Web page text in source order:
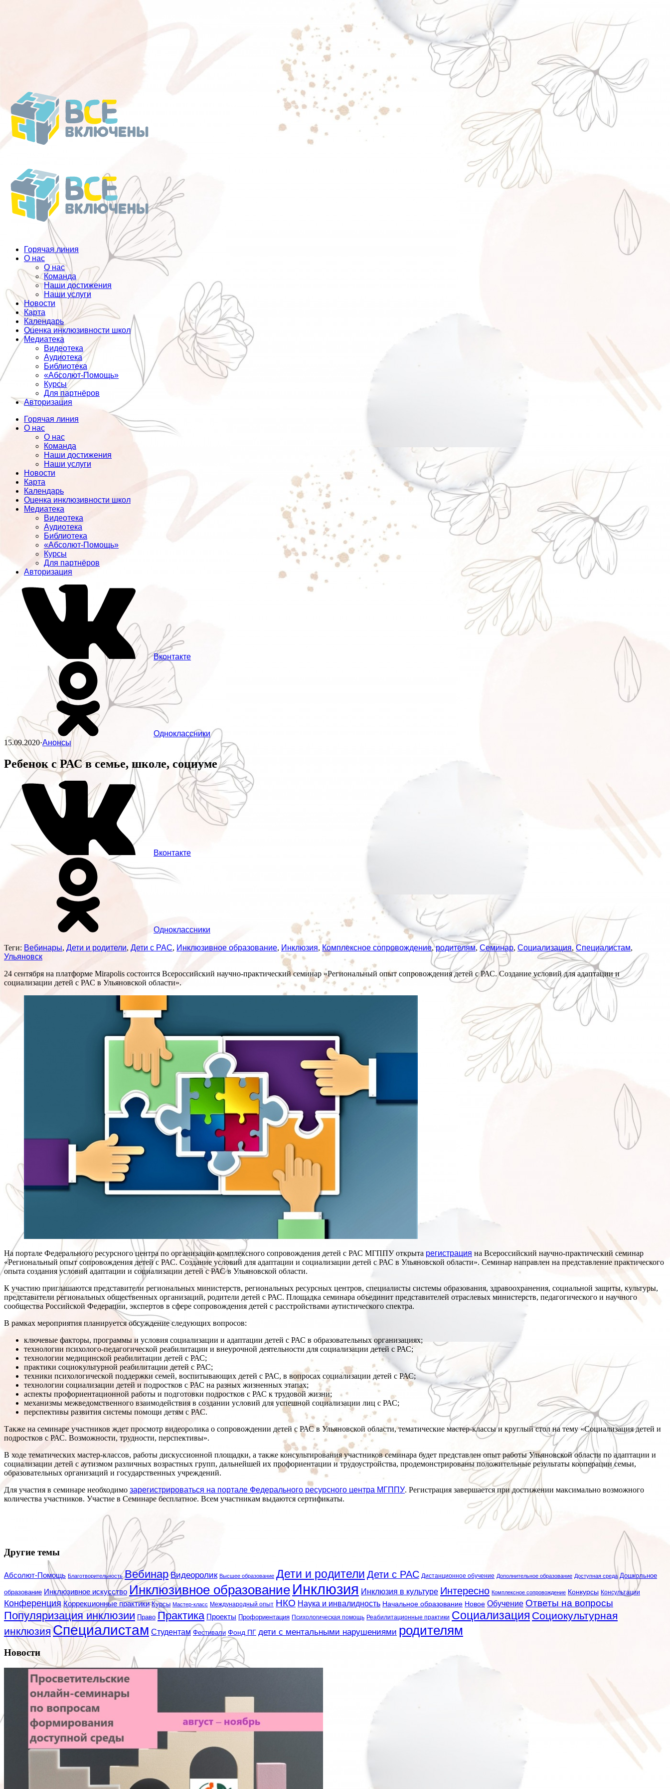
Горячая линия
О нас
О нас
Команда
Наши достижения
Наши услуги
Новости
Карта
Календарь
Оценка инклюзивности школ
Медиатека
Видеотека
Аудиотека
Библиотека
«Абсолют-Помощь»
Курсы
Для партнёров
Авторизация
Горячая линия
О нас
О нас
Команда
Наши достижения
Наши услуги
Новости
Карта
Календарь
Оценка инклюзивности школ
Медиатека
Видеотека
Аудиотека
Библиотека
«Абсолют-Помощь»
Курсы
Для партнёров
Авторизация
Вконтакте
Одноклассники
15.09.2020·Анонсы
Ребенок с РАС в семье, школе, социуме
Вконтакте
Одноклассники
Теги: Вебинары, Дети и родители, Дети с РАС, Инклюзивное образование, Инклюзия, Комплексное сопровождение,родителям, Семинар, Социализация, Специалистам,
Ульяновск
24 сентября на платформе Mirapolis состоится Всероссийский научно-практический семинар «Региональный опыт сопровождения детей с РАС. Создание условий для адаптации и
социализации детей с РАС в Ульяновской области».
На портале Федерального ресурсного центра по организации комплексного сопровождения детей с РАС МГППУ открыта регистрация на Всероссийский научно-практический семинар
«Региональный опыт сопровождения детей с РАС. Создание условий для адаптации и социализации детей с РАС в Ульяновской области». Семинар направлен на представление практического
опыта создания условий адаптации и социализации детей с РАС в Ульяновской области.
К участию приглашаются представители региональных министерств, региональных ресурсных центров, специалисты системы образования, здравоохранения, социальной защиты, культуры,
представители региональных общественных организаций, родители детей с РАС. Площадка семинара объединит представителей отраслевых министерств, педагогического и научного
сообщества Российской Федерации, экспертов в сфере сопровождения детей с расстройствами аутистического спектра.
В рамках мероприятия планируется обсуждение следующих вопросов:
ключевые факторы, программы и условия социализации и адаптации детей с РАС в образовательных организациях;
технологии психолого-педагогической реабилитации и внеурочной деятельности для социализации детей с РАС;
технологии медицинской реабилитации детей с РАС;
практики социокультурной реабилитации детей с РАС;
техники психологической поддержки семей, воспитывающих детей с РАС, в вопросах социализации детей с РАС;
технологии социализации детей и подростков с РАС на разных жизненных этапах;
аспекты профориентационной работы и подготовки подростков с РАС к трудовой жизни;
механизмы межведомственного взаимодействия в создании условий для успешной социализации лиц с РАС;
перспективы развития системы помощи детям с РАС.
Также на семинаре участников ждет просмотр видеоролика о сопровождении детей с РАС в Ульяновской области, тематические мастер-классы и круглый стол на тему «Социализация детей и
подростков с РАС. Возможности, трудности, перспективы».
В ходе тематических мастер-классов, работы дискуссионной площадки, а также консультирования участников семинара будет представлен опыт работы Ульяновской области по адаптации и
социализации детей с аутизмом различных возрастных групп, дальнейшей их профориентации и трудоустройства, продемонстрированы положительные результаты кооперации семьи,
образовательных организаций и государственных учреждений.
Для участия в семинаре необходимо зарегистрироваться на портале Федерального ресурсного центра МГППУ. Регистрация завершается при достижении максимально возможного
количества участников. Участие в Семинаре бесплатное. Всем участникам выдаются сертификаты.
Другие темы
Абсолют-Помощь Благотворительность Вебинар Видеоролик Высшее образование Дети и родители Дети с РАС Дистанционное обучение Дополнительное образование Доступная среда Дошкольное
образование Инклюзивное искусство Инклюзивное образование Инклюзия Инклюзия в культуре Интересно Комплексное сопровождение Конкурсы Консультации
Конференция Коррекционные практики Курсы Мастер-класс Международный опыт НКО Наука и инвалидность Начальное образование Новое Обучение Ответы на вопросы
Популяризация инклюзии Право Практика Проекты Профориентация Психологическая помощь Реабилитационные практики Социализация Социокультурная
инклюзияСпециалистам Студентам Фестивали Фонд ПГ дети с ментальными нарушениями родителям
Новости